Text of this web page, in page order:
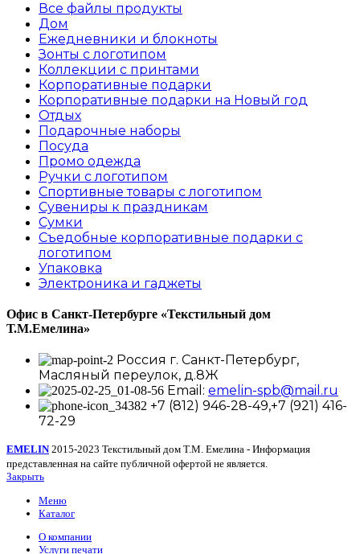
Все файлы продукты
Дом
Ежедневники и блокноты
Зонты с логотипом
Коллекции с принтами
Корпоративные подарки
Корпоративные подарки на Новый год
Отдых
Подарочные наборы
Посуда
Промо одежда
Ручки с логотипом
Спортивные товары с логотипом
Сувениры к праздникам
Сумки
Съедобные корпоративные подарки с
логотипом
Упаковка
Электроника и гаджеты
Офис в Санкт-Петербурге «Текстильный дом
Т.М.Емелина»
Россия г. Санкт-Петербург,
Масляный переулок, д.8Ж
Email: emelin-spb@mail.ru
+7 (812) 946-28-49,+7 (921) 416-
72-29
EMELIN 2015-2023 Текстильный дом Т.М. Емелина - Информация
представленная на сайте публичной офертой не является.
Закрыть
Меню
Каталог
О компании
Услуги печати